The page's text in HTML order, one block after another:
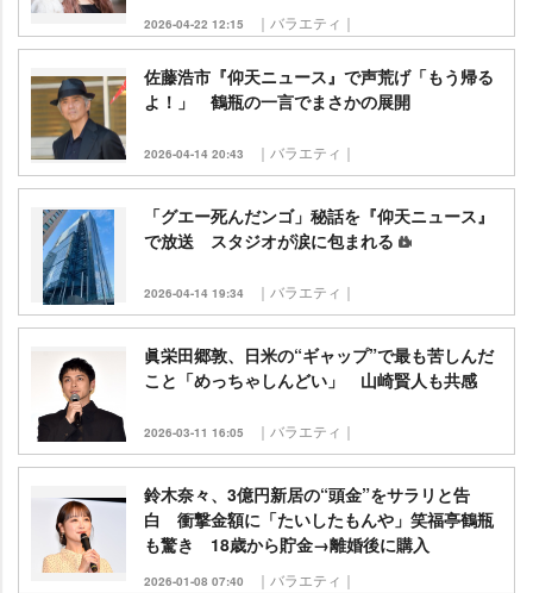
2026-04-22 12:15 ｜バラエティ｜
佐藤浩市『仰天ニュース』で声荒げ「もう帰る
よ！」 鶴瓶の一言でまさかの展開
2026-04-14 20:43 ｜バラエティ｜
「グエー死んだンゴ」秘話を『仰天ニュース』
で放送 スタジオが涙に包まれる
2026-04-14 19:34 ｜バラエティ｜
眞栄田郷敦、日米の“ギャップ”で最も苦しんだ
こと「めっちゃしんどい」 山崎賢人も共感
2026-03-11 16:05 ｜バラエティ｜
鈴木奈々、3億円新居の“頭金”をサラリと告
白 衝撃金額に「たいしたもんや」笑福亭鶴瓶
も驚き 18歳から貯金→離婚後に購入
2026-01-08 07:40 ｜バラエティ｜